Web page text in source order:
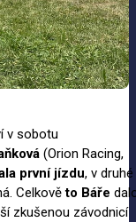
v sobotu
(Orion Racing,
první jízdu, v druhé
Celkověto Báře
zkušenou závodnicí